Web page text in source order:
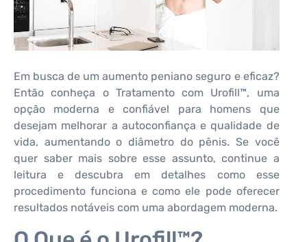
Em busca de um aumento peniano seguro e eficaz?
Então conheça o Tratamento com Urofill™, uma
opção moderna e confiável para homens que
desejam melhorar a autoconfiança e qualidade de
vida, aumentando o diâmetro do pênis. Se você
quer saber mais sobre esse assunto, continue a
leitura e descubra em detalhes como esse
procedimento funciona e como ele pode oferecer
resultados notáveis ​​com uma abordagem moderna.